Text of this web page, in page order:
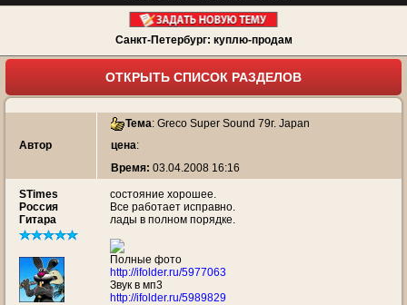
Санкт-Петербург: куплю-продам
ОТКРЫТЬ СПИСОК РАЗДЕЛОВ
Автор
Тема: Greco Super Sound 79г. Japan
цена:
Время: 03.04.2008 16:16
STimes
Россия
Гитара
состояние хорошее.
Все работает исправно.
лады в полном порядке.
Полные фото
http://ifolder.ru/5977063
Звук в мп3
http://ifolder.ru/5989829